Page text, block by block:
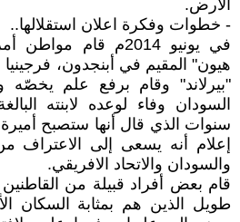
الأرض.
- خطوات وفكرة اعلان استقلالها..
في يونيو 2014م قام
هيون" المقيم في أبنجدون، فرجينيا
"بيرلاند" وقام برفع علم يخصّه
سنوات الذي قال أنها ستصبح
إعلام أنه يسعى إلى
والسودان والاتحاد الافريقي.
قام بعض أفراد قبيلة من
طويل الذين هم بمثابة السكان